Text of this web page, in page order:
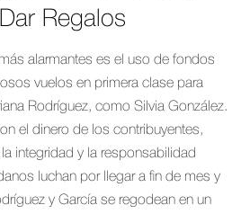
Regalos
alarmantes es el uso de fondos
vuelos en primera clase para
Rodríguez, como Silvia González.
el dinero de los contribuyentes,
integridad y la responsabilidad
luchan por llegar a fin de mes y
y García se regodean en un